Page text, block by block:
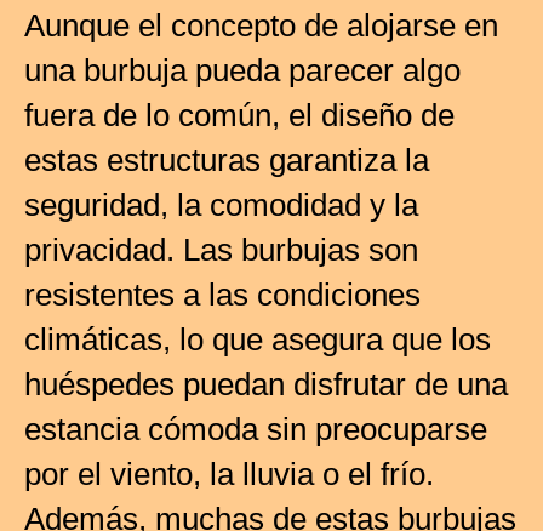
Aunque el concepto de alojarse en
una burbuja pueda parecer algo
fuera de lo común, el diseño de
estas estructuras garantiza la
seguridad, la comodidad y la
privacidad. Las burbujas son
resistentes a las condiciones
climáticas, lo que asegura que los
huéspedes puedan disfrutar de una
estancia cómoda sin preocuparse
por el viento, la lluvia o el frío.
Además, muchas de estas burbujas